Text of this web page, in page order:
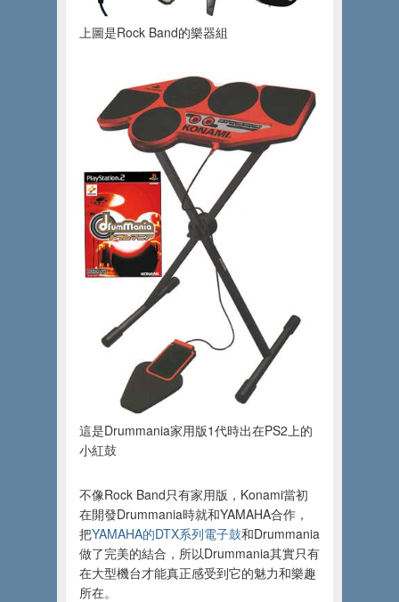
上圖是Rock Band的樂器組
這是Drummania家用版1代時出在PS2上的
小紅鼓
不像Rock Band只有家用版，Konami當初
在開發Drummania時就和YAMAHA合作，
把YAMAHA的DTX系列電子鼓和Drummania
做了完美的結合，所以Drummania其實只有
在大型機台才能真正感受到它的魅力和樂趣
所在。